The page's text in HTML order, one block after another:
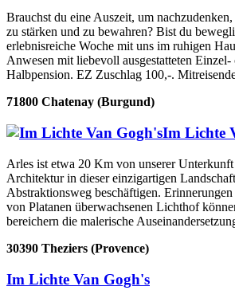
Brauchst du eine Auszeit, um
zu stärken und zu bewahren? Bist du
erlebnisreiche Woche mit uns im ruhigen
Anwesen mit liebevoll ausgestatteten
Halbpension. EZ Zuschlag 100,-.
71800 Chatenay (Burgund)
Im Lichte
Arles ist etwa 20 Km von unserer
Architektur in dieser einzigartigen
Abstraktionsweg beschäftigen.
von Platanen überwachsenen Lichthof
bereichern die malerische
30390 Theziers (Provence)
Im Lichte Van Gogh's